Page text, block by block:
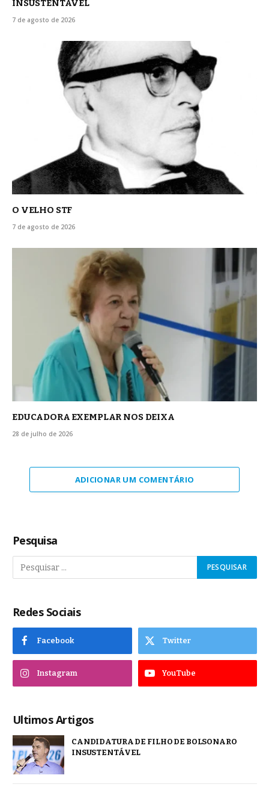
INSUSTENTÁVEL
7 de agosto de 2026
O VELHO STF
7 de agosto de 2026
EDUCADORA EXEMPLAR NOS DEIXA
28 de julho de 2026
ADICIONAR UM COMENTÁRIO
Pesquisa
Redes Sociais
Facebook Twitter
Instagram YouTube
Ultimos Artigos
CANDIDATURA DE FILHO DE BOLSONARO
INSUSTENTÁVEL